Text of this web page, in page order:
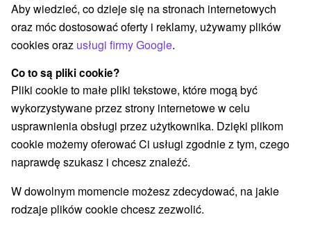
REZERWACJA I WYBÓR OFERTY
Skontaktuj się bezpośrednio z właścicielem.
Przejdź do lokalizacji
O URZĄDZENIA SPRZĘT
Aby wiedzieć, co dzieje się na stronach internetowych
oraz móc dostosować oferty i reklamy, używamy plików
cookies oraz usługi firmy Google.
Co to są pliki cookie?
Pliki cookie to małe pliki tekstowe, które mogą być
wykorzystywane przez strony internetowe w celu
usprawnienia obsługi przez użytkownika. Dzięki plikom
cookie możemy oferować Ci usługi zgodnie z tym, czego
naprawdę szukasz i chcesz znaleźć.
W dowolnym momencie możesz zdecydować, na jakie
rodzaje plików cookie chcesz zezwolić.